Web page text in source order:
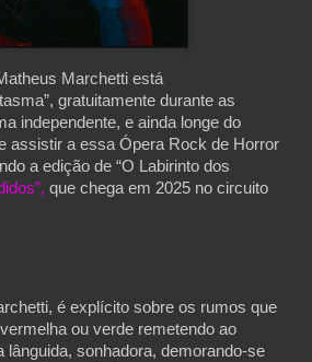
Marchetti está
gratuitamente durante as
independente, e ainda longe do
assistir a essa Ópera Rock de Horror
a edição de “O Labirinto dos
que chega em 2025 no circuito
é explícito sobre os rumos que
ou verde remetendo ao
sonhadora, demorando-se